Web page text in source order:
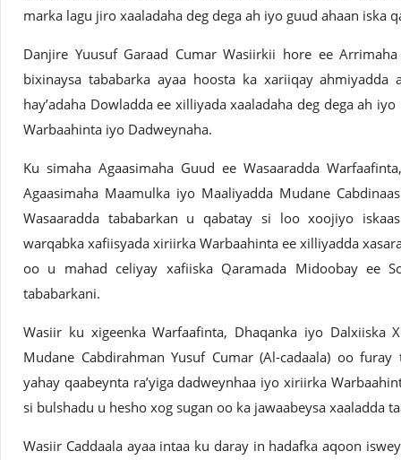
marka lagu jiro xaaladaha deg dega ah iyo guud ahaan iska
Danjire Yuusuf Garaad Cumar Wasiirkii hore ee
bixinaysa tababarka ayaa hoosta ka xariiqay
hay’adaha Dowladda ee xilliyada xaaladaha deg dega ah
Warbaahinta iyo Dadweynaha.
Ku simaha Agaasimaha Guud ee Wasaaradda
Agaasimaha Maamulka iyo Maaliyadda Mudane
Wasaaradda tababarkan u qabatay si loo xoojiyo
warqabka xafiisyada xiriirka Warbaahinta ee xilliyadda
oo u mahad celiyay xafiiska Qaramada Midoobay ee
tababarkani.
Wasiir ku xigeenka Warfaafinta, Dhaqanka iyo Dalxiiska
Mudane Cabdirahman Yusuf Cumar (Al-cadaala) oo
yahay qaabeynta ra’yiga dadweynhaa iyo xiriirka
si bulshadu u hesho xog sugan oo ka jawaabeysa xaaladda
Wasiir Caddaala ayaa intaa ku daray in hadafka aqoon